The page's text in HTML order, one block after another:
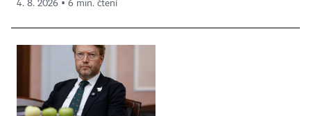
4. 8. 2026 ▪ 6 min. čtení